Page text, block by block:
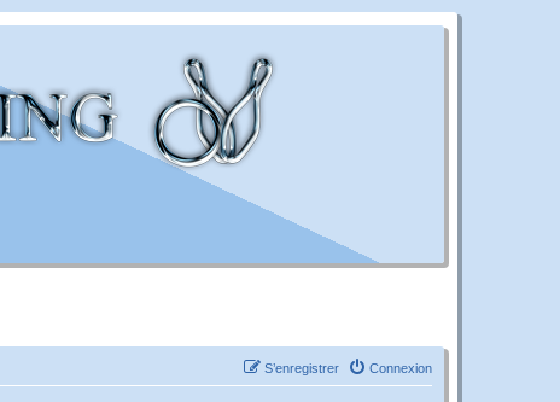
Connexion
S’enregistrer